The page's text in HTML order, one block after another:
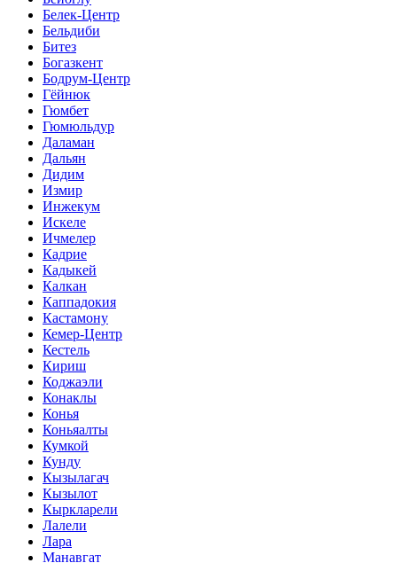
Белек-Центр
Бельдиби
Битез
Богазкент
Бодрум-Центр
Гёйнюк
Гюмбет
Гюмюльдур
Даламан
Дальян
Дидим
Измир
Инжекум
Искеле
Ичмелер
Кадрие
Кадыкей
Калкан
Каппадокия
Кастамону
Кемер-Центр
Кестель
Кириш
Коджаэли
Конаклы
Конья
Коньяалты
Кумкой
Кунду
Кызылагач
Кызылот
Кыркларели
Лалели
Лара
Манавгат